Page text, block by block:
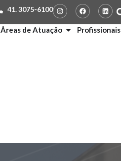
41. 3075-6100
Áreas de Atuação Profissionais